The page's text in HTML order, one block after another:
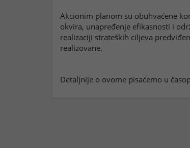
Akcionim planom su obuhvaćene
okvira, unapređenje efikasnosti i
realizaciji strateških ciljeva
realizovane.
Detaljnije o ovome pisaćemo u